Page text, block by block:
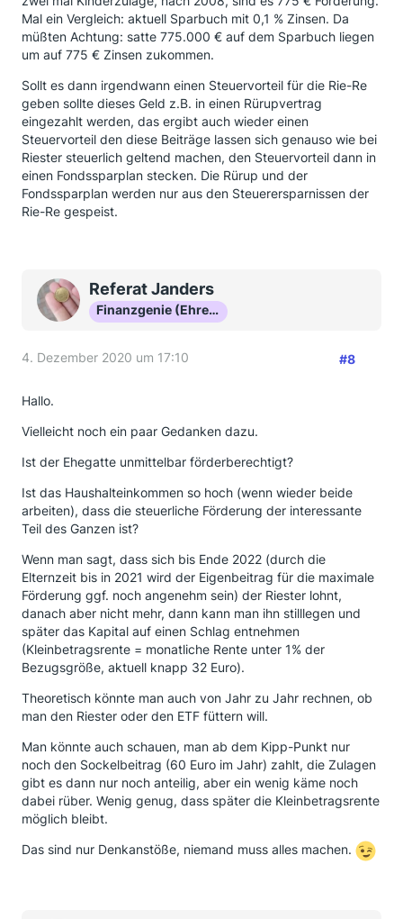
Mal ein Vergleich: aktuell Sparbuch mit 0,1 % Zinsen. Da
müßten Achtung: satte 775.000 € auf dem Sparbuch liegen
um auf 775 € Zinsen zukommen.
Sollt es dann irgendwann einen Steuervorteil für die Rie-Re
geben sollte dieses Geld z.B. in einen Rürupvertrag
eingezahlt werden, das ergibt auch wieder einen
Steuervorteil den diese Beiträge lassen sich genauso wie bei
Riester steuerlich geltend machen, den Steuervorteil dann in
einen Fondssparplan stecken. Die Rürup und der
Fondssparplan werden nur aus den Steuerersparnissen der
Rie-Re gespeist.
Referat Janders
Finanzgenie (Ehrenmitglied)
4. Dezember 2020 um 17:10 #8
Hallo.
Vielleicht noch ein paar Gedanken dazu.
Ist der Ehegatte unmittelbar förderberechtigt?
Ist das Haushalteinkommen so hoch (wenn wieder beide
arbeiten), dass die steuerliche Förderung der interessante
Teil des Ganzen ist?
Wenn man sagt, dass sich bis Ende 2022 (durch die
Elternzeit bis in 2021 wird der Eigenbeitrag für die maximale
Förderung ggf. noch angenehm sein) der Riester lohnt,
danach aber nicht mehr, dann kann man ihn stilllegen und
später das Kapital auf einen Schlag entnehmen
(Kleinbetragsrente = monatliche Rente unter 1% der
Bezugsgröße, aktuell knapp 32 Euro).
Theoretisch könnte man auch von Jahr zu Jahr rechnen, ob
man den Riester oder den ETF füttern will.
Man könnte auch schauen, man ab dem Kipp-Punkt nur
noch den Sockelbeitrag (60 Euro im Jahr) zahlt, die Zulagen
gibt es dann nur noch anteilig, aber ein wenig käme noch
dabei rüber. Wenig genug, dass später die Kleinbetragsrente
möglich bleibt.
Das sind nur Denkanstöße, niemand muss alles machen.